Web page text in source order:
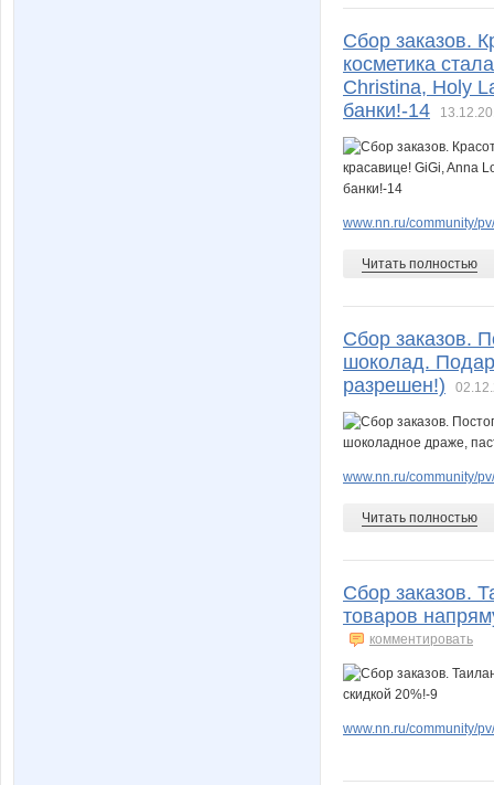
Сбор заказов.
косметика
Christina, Holy
банки!-14
www.nn.ru/community/
Читать полностью
Сбор заказов.
шоколад.
разрешен!)
www.nn.ru/community/
Читать полностью
Сбор заказов.
товаров
комментировать
www.nn.ru/community/